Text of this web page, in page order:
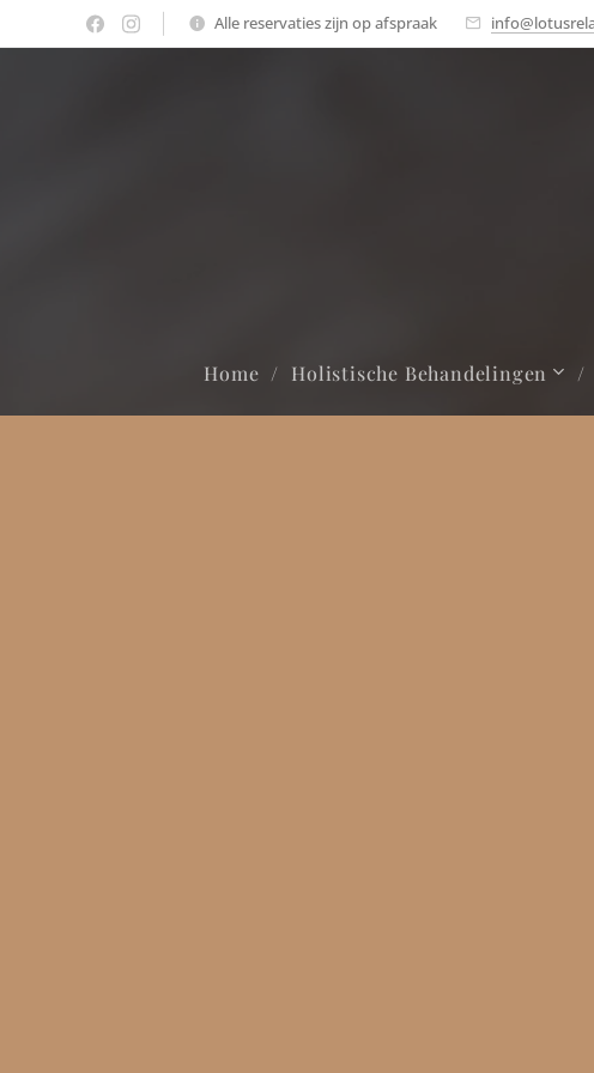
Alle reservaties zijn op afspraak
Home Holistische Behandelingen